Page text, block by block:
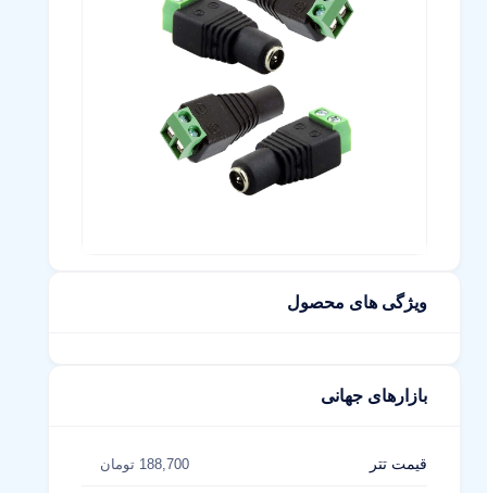
ویژگی های محصول
بازارهای جهانی
قیمت تتر 188,700 تومان